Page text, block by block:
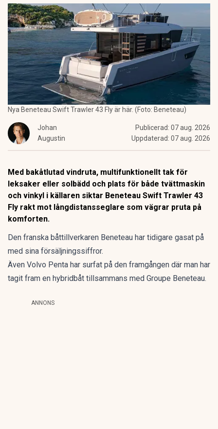
Nya Beneteau Swift Trawler 43 Fly är här. (Foto: Beneteau)
Johan
Augustin
Publicerad: 07 aug. 2026
Uppdaterad: 07 aug. 2026
Med bakåtlutad vindruta, multifunktionellt tak för
leksaker eller solbädd och plats för både tvättmaskin
och vinkyl i källaren siktar Beneteau Swift Trawler 43
Fly rakt mot långdistansseglare som vägrar pruta på
komforten.
Den franska båttillverkaren Beneteau har tidigare gasat på
med sina försäljningssiffror.
Även Volvo Penta har surfat på den framgången där man har
tagit fram en hybridbåt tillsammans med Groupe Beneteau.
ANNONS